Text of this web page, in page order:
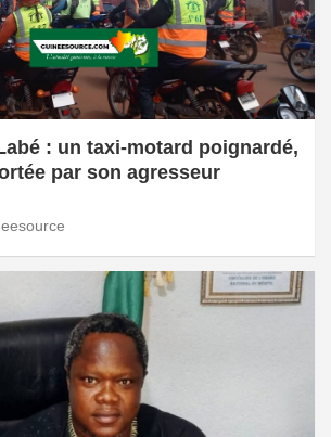
: un taxi-motard poignardé,
par son agresseur